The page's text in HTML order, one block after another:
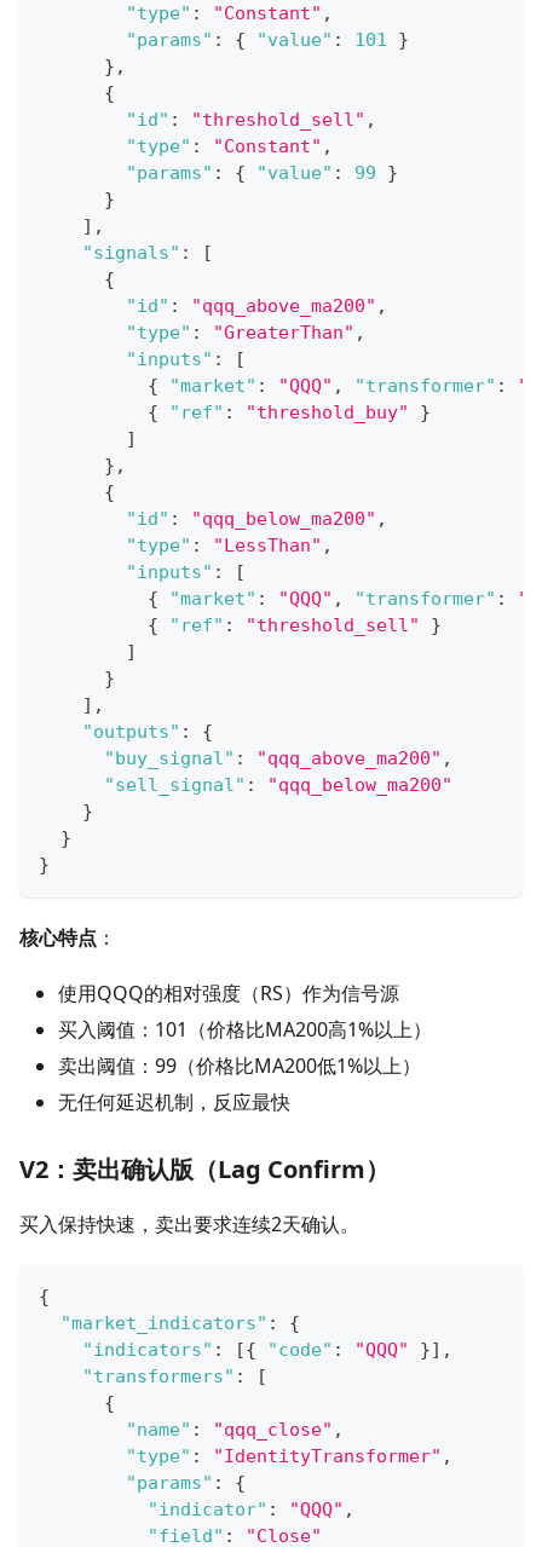
"type" : "Constant" ,
"params" : { "value" : 101
}
} ,
{
"id" : "threshold_sell" ,
"type" : "Constant" ,
"params" : { "value" : 99
}
}
] ,
"signals" :
[
{
"id" : "qqq_above_ma200" ,
"type" : "GreaterThan" ,
"inputs" :
[
{
"market" : "QQQ" , "transformer" :
{
"ref" : "threshold_buy"
}
]
} ,
{
"id" : "qqq_below_ma200" ,
"type" : "LessThan" ,
"inputs" :
[
{
"market" : "QQQ" , "transformer" :
{
"ref" : "threshold_sell"
}
]
}
] ,
"outputs" :
{
"buy_signal" : "qqq_above_ma200" ,
"sell_signal" :
"qqq_below_ma200"
}
}
}
核心特点 ：
使用QQQ的相对强度（RS）作为信号源
买入阈值：101（价格比MA200高1%以上）
卖出阈值：99（价格比MA200低1%以上）
无任何延迟机制，反应最快
V2：卖出确认版（Lag Confirm）
买入保持快速，卖出要求连续2天确认。
{
"market_indicators" :
{
"indicators" : [{ "code" : "QQQ" }] ,
"transformers" :
[
{
"name" : "qqq_close" ,
"type" : "IdentityTransformer" ,
"params" :
{
"indicator" : "QQQ" ,
"field" : "Close"